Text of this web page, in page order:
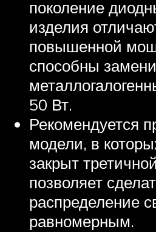
поколение
изделия
повышенной
способны
50 Вт.
Рекомендуется
модели, в
закрыт
позволяет
распределение
равномерным.